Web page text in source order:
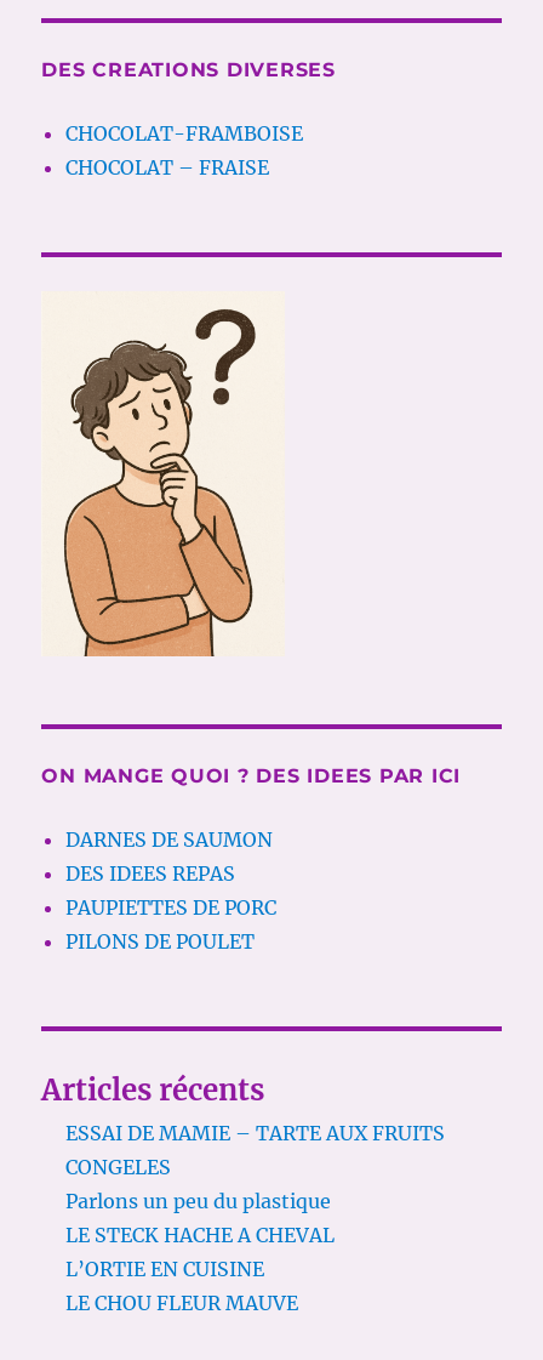
DES CREATIONS DIVERSES
CHOCOLAT-FRAMBOISE
CHOCOLAT – FRAISE
ON MANGE QUOI ? DES IDEES PAR ICI
DARNES DE SAUMON
DES IDEES REPAS
PAUPIETTES DE PORC
PILONS DE POULET
Articles récents
ESSAI DE MAMIE – TARTE AUX FRUITS
CONGELES
Parlons un peu du plastique
LE STECK HACHE A CHEVAL
L’ORTIE EN CUISINE
LE CHOU FLEUR MAUVE